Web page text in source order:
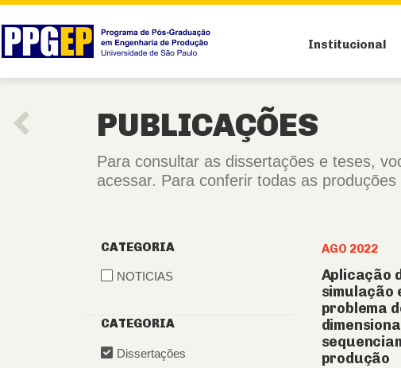
Institucional
PUBLICAÇÕES
Para consultar as dissertações e teses,
acessar. Para conferir todas as
AGO 2022
Aplicação
simulação
problema
produção
CATEGORIA
NOTICIAS
CATEGORIA
Dissertações